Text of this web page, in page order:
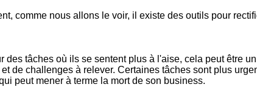
comme nous allons le voir, il existe des outils pour
tâches où ils se sentent plus à l'aise, cela peut être
de challenges à relever. Certaines tâches sont plus
peut mener à terme la mort de son business.